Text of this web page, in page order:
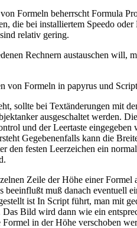
Formeln beherrscht Formula
die bei installiertem Speedo
relativ gering.
Rechnern austauschen will,
von Formeln in papyrus und Script
sollte bei Textänderungen mit
ausgeschaltet werden.
und der Leertaste
Gegebenenfalls kann die
den festen Leerzeichen ein
Zeile der Höhe einer
beeinflußt muß danach eventuell
ist In Script führt, man mit
Das Bild wird dann wie ein
in der Höhe verschoben